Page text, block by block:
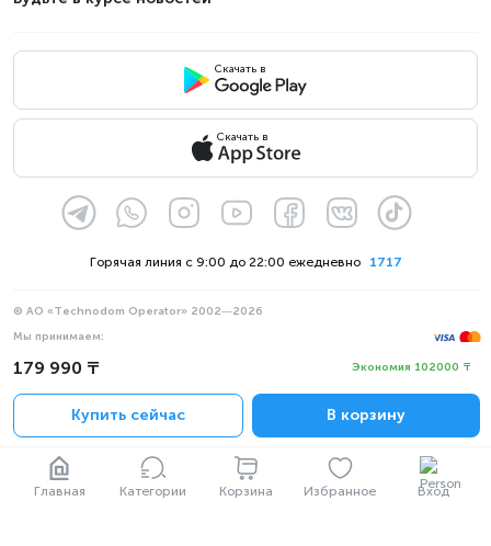
Главная Категории Корзина Избранное Вход
179 990 ₸ Экономия 102000 ₸
Купить сейчас В корзину
Скачать в
Скачать в
1717
Горячая линия с 9:00 до 22:00 ежедневно
© АО «Technodom Operator» 2002—2026
Мы принимаем:
Официальное уведомление